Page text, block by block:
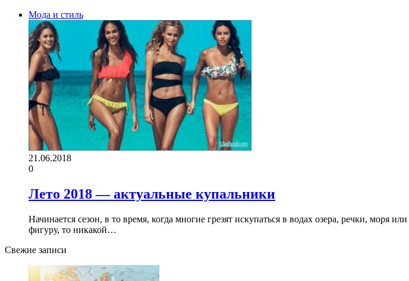
Мода и стиль
21.06.2018
0
Лето 2018 — актуальные купальники
Начинается сезон, в то время, когда многие грезят искупаться в водах озера, речки, моря
фигуру, то никакой…
Свежие записи